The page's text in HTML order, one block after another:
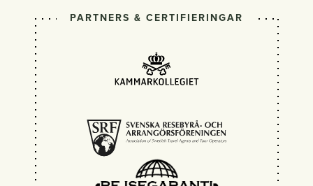
PARTNERS & CERTIFIERINGAR